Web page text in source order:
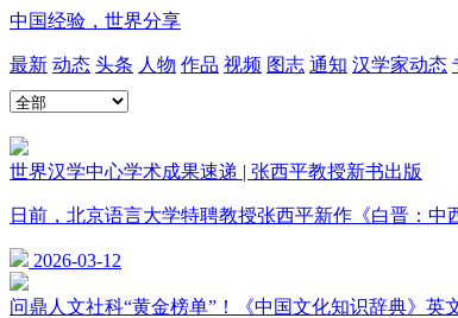
中国经验，世界分享
最新 动态 头条 人物 作品 视频 图志 通知 汉学家动态
世界汉学中心学术成果速递 | 张西平教授新书出版
日前，北京语言大学特聘教授张西平新作《白晋：中
2026-03-12
问鼎人文社科“黄金榜单”！《中国文化知识辞典》英